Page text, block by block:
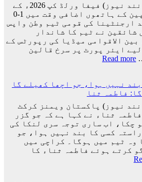
باہر
نکالنے
کی
درخواست
پر
2
لاکھ
افراد
کے
دستخط
اسلام آباد (مانند نیوز) فیفا ورلڈ کپ 2026ء کے
فائنل میں اسپین کے ہاتھوں اضافی وقت میں 1-0
ارجنٹینا کی قومی ٹیم وطن واپس
شائقین نے ٹیم کا شاندار
بین الاقوامی میڈیا کی رپورٹس کے
ایئر پورٹ پر سرخ قالین
Read more
:
فائنل
میں
شکست
کے
بعد
لیونل
میسی
ٹیم
کے
نہیں ہوا، جو اچھا کھیلے گا
فاطمہ ثنا
نیوز) پاکستان ویمنز کرکٹ
ثناء نے کہا ہے کہ جو گزر
چکا، اب ساری توجہ سری لنکا کی
کسی کا بند نہیں ہوا، جو
وہ ٹیم میں ہوگا۔ کراچی میں
کرتے ہوئے فاطمہ ثناء کا
: